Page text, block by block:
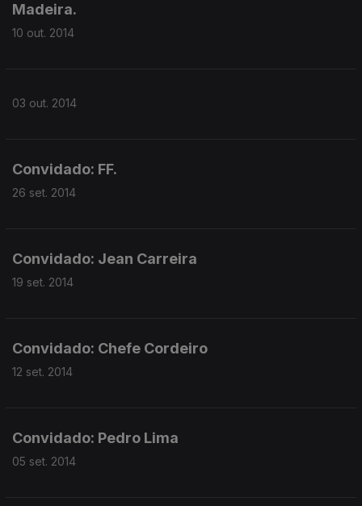
Madeira.
10 out. 2014
03 out. 2014
Convidado: FF.
26 set. 2014
Convidado: Jean Carreira
19 set. 2014
Convidado: Chefe Cordeiro
12 set. 2014
Convidado: Pedro Lima
05 set. 2014